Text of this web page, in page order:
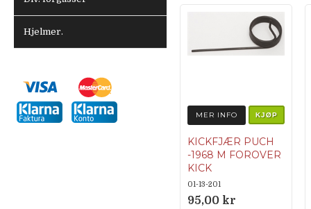
Hjelmer.
MER INFO KJØP
KICKFJÆR PUCH
-1968 M FOROVER
KICK
364.1.13.334.1
01-13-201
95,00 kr